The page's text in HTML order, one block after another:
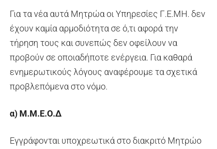
Για τα νέα αυτά Μητρώα οι Υπηρεσίες Γ.Ε.ΜΗ. δεν
έχουν καμία αρμοδιότητα σε ό,τι αφορά την
τήρηση τους και συνεπώς δεν οφείλουν να
προβούν σε οποιαδήποτε ενέργεια. Για καθαρά
ενημερωτικούς λόγους αναφέρουμε τα σχετικά
προβλεπόμενα στο νόμο.
α) Μ.Μ.Ε.Ο.Δ
Εγγράφονται υποχρεωτικά στο διακριτό Μητρώο